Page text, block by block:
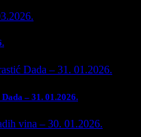
– 31. 01.2026.